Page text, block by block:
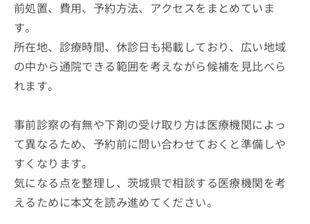
前処置、費用、予約方法、アクセスをまとめていま
す。
所在地、診療時間、休診日も掲載しており、広い地域
の中から通院できる範囲を考えながら候補を見比べら
れます。
事前診察の有無や下剤の受け取り方は医療機関によっ
て異なるため、予約前に問い合わせておくと準備しや
すくなります。
気になる点を整理し、茨城県で相談する医療機関を考
えるために本文を読み進めてください。
せ
は
こ
ち
ら
こち
ナビ
ニッ
クナ
ビサ
イト
お問
い
合
わ
せ
は
こ
ち
資
料
の
ご
求
は
こ
ち
広
出
の
お
問
い
合